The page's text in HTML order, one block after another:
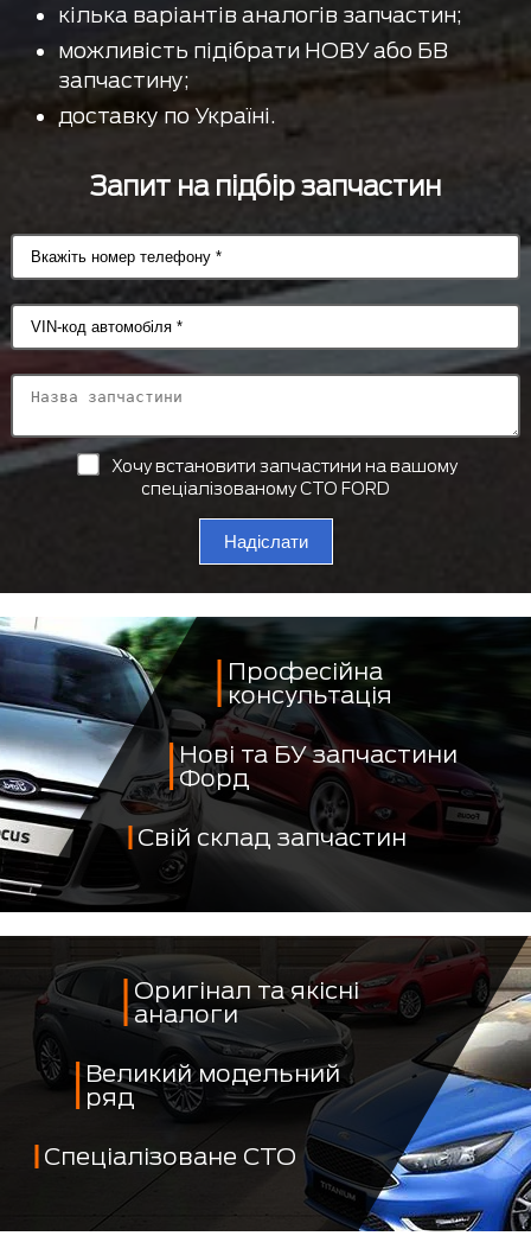
кілька варіантів аналогів запчастин;
можливість підібрати НОВУ або БВ
запчастину;
доставку по Україні.
Запит на підбір запчастин
Хочу встановити запчастини на вашому
спеціалізованому СТО FORD
Надіслати
Професійна
консультація
Нові та БУ запчастини
Форд
Свій склад запчастин
Оригінал та якісні
аналоги
Великий модельний
ряд
Спеціалізоване СТО